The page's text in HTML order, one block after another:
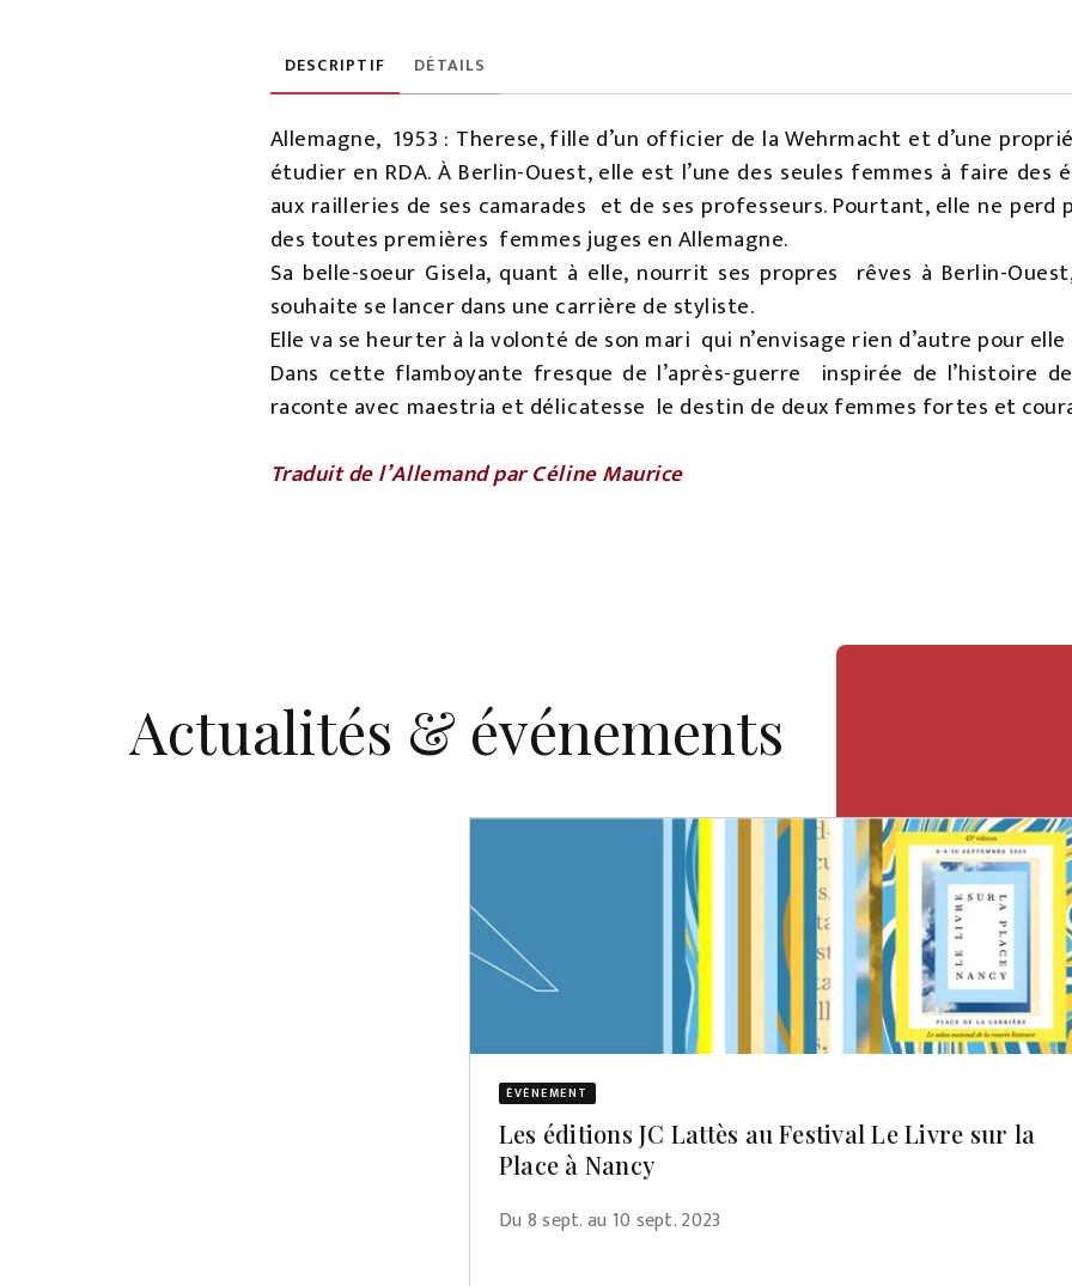
DESCRIPTIF DÉTAILS
Allemagne, 1953 : Therese, fille d’un officier de la Wehrmacht et d’une
étudier en RDA. À Berlin-Ouest, elle est l’une des seules femmes à faire
aux railleries de ses camarades et de ses professeurs. Pourtant, elle ne
des toutes premières femmes juges en Allemagne.
Sa belle-soeur Gisela, quant à elle, nourrit ses propres rêves à Berlin-
souhaite se lancer dans une carrière de styliste.
Elle va se heurter à la volonté de son mari qui n’envisage rien d’autre pour
Dans cette flamboyante fresque de l’après-guerre inspirée de l’histoire
raconte avec maestria et délicatesse le destin de deux femmes fortes et
Traduit de l’Allemand par Céline Maurice
Actualités & événements
ÉVÈNEMENT
Les éditions JC Lattès au Festival Le Livre sur la
Place à Nancy
Du 8 sept. au 10 sept. 2023